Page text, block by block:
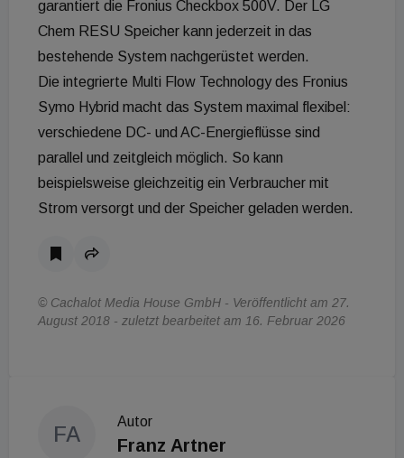
garantiert die Fronius Checkbox 500V. Der LG
Chem RESU Speicher kann jederzeit in das
bestehende System nachgerüstet werden.
Die integrierte Multi Flow Technology des Fronius
Symo Hybrid macht das System maximal flexibel:
verschiedene DC- und AC-Energieflüsse sind
parallel und zeitgleich möglich. So kann
beispielsweise gleichzeitig ein Verbraucher mit
Strom versorgt und der Speicher geladen werden.
© Cachalot Media House GmbH - Veröffentlicht am 27.
August 2018 - zuletzt bearbeitet am 16. Februar 2026
FA
Autor
Franz Artner